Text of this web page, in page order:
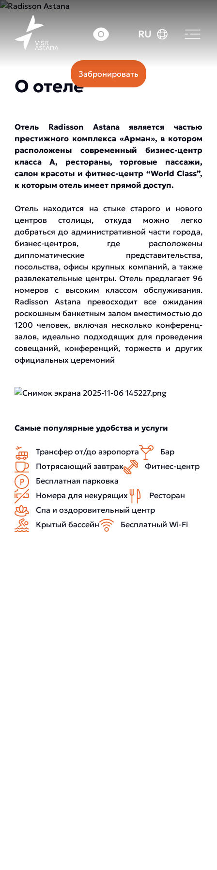
RU
Цена: от 70000 тг
Забронировать
О отеле
Отель Radisson Astana является частью
престижного комплекса «Арман», в котором
расположены современный бизнес-центр
класса А, рестораны, торговые пассажи,
салон красоты и фитнес-центр “World Class”,
к которым отель имеет прямой доступ.
Отель находится на стыке старого и нового
центров столицы, откуда можно легко
добраться до административной части города,
бизнес-центров, где расположены
дипломатические представительства,
посольства, офисы крупных компаний, а также
развлекательные центры. Отель предлагает 96
номеров с высоким классом обслуживания.
Radisson Astana превосходит все ожидания
роскошным банкетным залом вместимостью до
1200 человек, включая несколько конференц-
залов, идеально подходящих для проведения
совещаний, конференций, торжеств и других
официальных церемоний
Самые популярные удобства и услуги
Трансфер от/до аэропорта
Бар
Потрясающий завтрак
Фитнес-центр
Бесплатная парковка
Номера для некурящих
Ресторан
Спа и оздоровительный центр
Крытый бассейн
Бесплатный Wi-Fi